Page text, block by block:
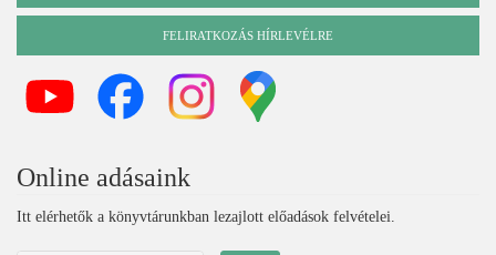
FELIRATKOZÁS HÍRLEVÉLRE
Online adásaink
Itt elérhetők a könyvtárunkban lezajlott előadások felvételei.